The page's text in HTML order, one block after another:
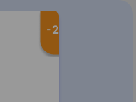
-20 %